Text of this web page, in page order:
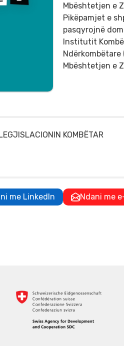
Mbështetjen e
Pikëpamjet e
pasqyrojnë
Institutit
Ndërkombëtare
Mbështetjen e
KOMBËTAR
me LinkedIn Ndani me